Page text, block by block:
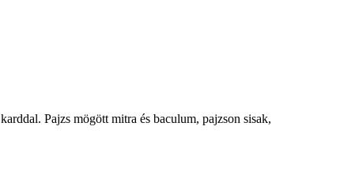
Pajzs mögött mitra és baculum, pajzson sisak,